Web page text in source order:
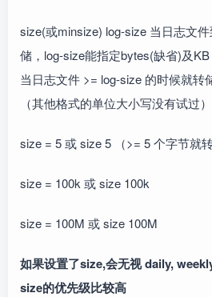
size(或minsize) log-size 当日志文
储，log-size能指定bytes(缺省)及
当日志文件 >= log-size 的时候就转
（其他格式的单位大小写没有试过）
size = 5 或 size 5 （>= 5 个字节就转
size = 100k 或 size 100k
size = 100M 或 size 100M
如果设置了size,会无视 daily,
size的优先级比较高